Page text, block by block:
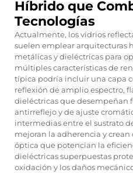
Híbrido que
Tecnologías
Actualmente, los vidrios
suelen emplear arquitecturas
metálicas y dieléctricas para
múltiples características de
típica podría incluir una capa
reflexión de amplio espectro,
dieléctricas que desempeñan
antirreflejo y de ajuste
intermedias entre el sustrato
mejoran la adherencia y
óptica que potencian la
dieléctricas superpuestas
oxidación y los daños